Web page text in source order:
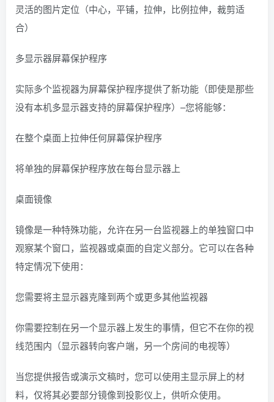
灵活的图片定位（中心，平铺，拉伸，比例拉伸，裁剪适
合）
多显示器屏幕保护程序
实际多个监视器为屏幕保护程序提供了新功能（即使是那些
没有本机多显示器支持的屏幕保护程序）–您将能够：
在整个桌面上拉伸任何屏幕保护程序
将单独的屏幕保护程序放在每台显示器上
桌面镜像
镜像是一种特殊功能，允许在另一台监视器上的单独窗口中
观察某个窗口，监视器或桌面的自定义部分。它可以在各种
特定情况下使用：
您需要将主显示器克隆到两个或更多其他监视器
你需要控制在另一个显示器上发生的事情，但它不在你的视
线范围内（显示器转向客户端，另一个房间的电视等）
当您提供报告或演示文稿时，您可以使用主显示屏上的材
料，仅将其必要部分镜像到投影仪上，供听众使用。